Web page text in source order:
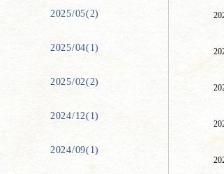
2025/05(2)
2025/04(1)
2025/02(2)
2024/12(1)
2024/09(1)